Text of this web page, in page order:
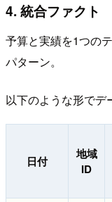
4. 統合ファクト
予算と実績を1つの
パターン。
以下のような形でデ
日付
地域
ID